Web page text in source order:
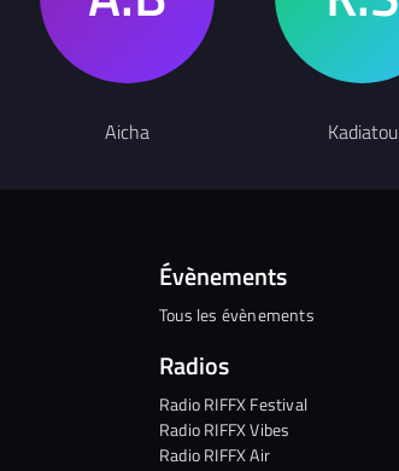
Aicha Kadiatou
Évènements
Tous les évènements
Radios
Radio RIFFX Festival
Radio RIFFX Vibes
Radio RIFFX Air